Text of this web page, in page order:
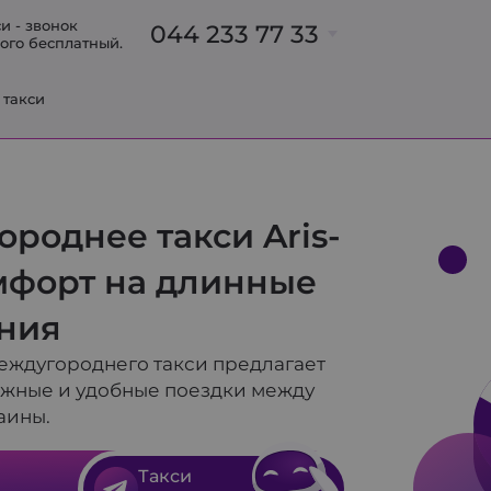
- звонок
бесплатный.
044 233 77 33
063 237 00 47
063 318 73 32
такси Aris-
на длинные
такси предлагает
и удобные поездки между
Такси